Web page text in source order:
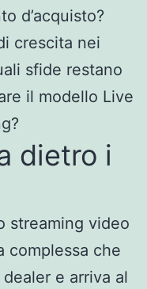
d’acquisto?
crescita nei
sfide restano
il modello Live
dietro i
streaming video
complessa che
e arriva al